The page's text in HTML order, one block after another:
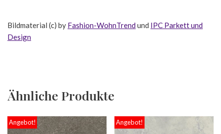
Bildmaterial (c) by Fashion-WohnTrend und IPC Parkett und
Design
Ähnliche Produkte
Angebot! Angebot!